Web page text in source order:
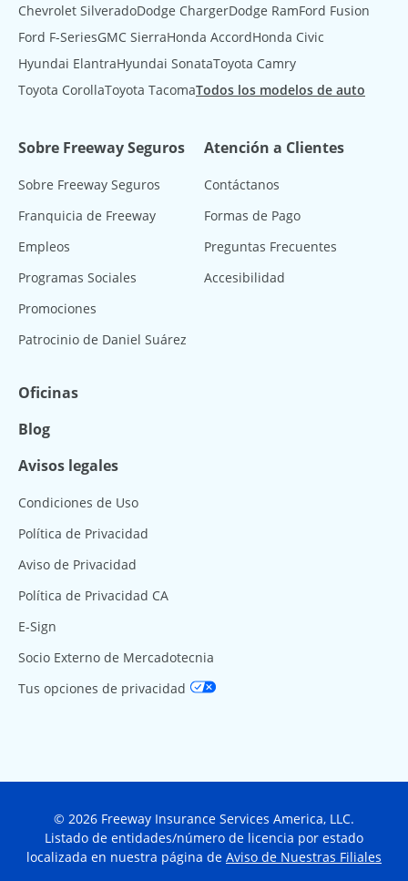
Chevrolet SilveradoDodge ChargerDodge RamFord Fusion
Ford F-SeriesGMC SierraHonda AccordHonda Civic
Hyundai ElantraHyundai SonataToyota Camry
Toyota CorollaToyota TacomaTodos los modelos de auto
Sobre Freeway Seguros
Sobre Freeway Seguros
Franquicia de Freeway
Empleos
Programas Sociales
Promociones
Patrocinio de Daniel Suárez
Atención a Clientes
Contáctanos
Formas de Pago
Preguntas Frecuentes
Accesibilidad
Oficinas
Blog
Avisos legales
Condiciones de Uso
Política de Privacidad
Aviso de Privacidad
Política de Privacidad CA
E-Sign
Socio Externo de Mercadotecnia
Tus opciones de privacidad
© 2026 Freeway Insurance Services America, LLC.
Listado de entidades/número de licencia por estado
localizada en nuestra página de Aviso de Nuestras Filiales